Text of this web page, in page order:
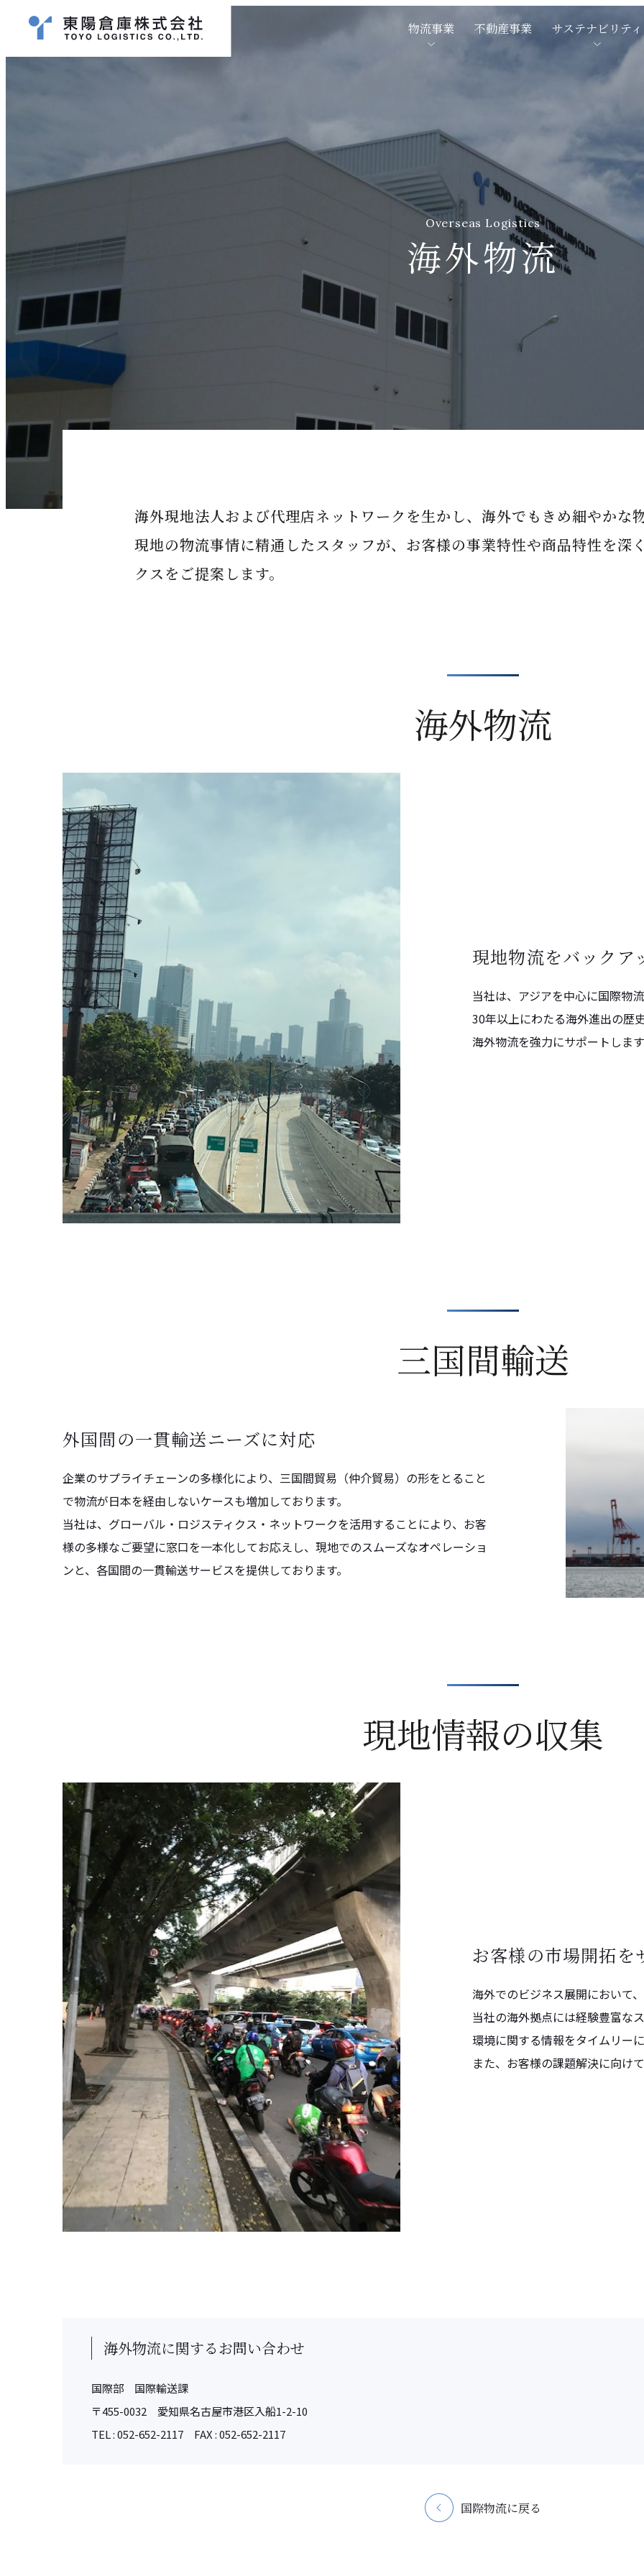
物流事業 不動産事業 サステナビリティ
Overseas Logistics
海外物流
海外現地法人および代理店ネットワークを生かし、海外でもきめ細やかな
現地の物流事情に精通したスタッフが、お客様の事業特性や商品特性を深
クスをご提案します。
海外物流
現地物流をバックア
当社は、アジアを中心に国際物
30年以上にわたる海外進出の歴
海外物流を強力にサポートしま
三国間輸送
外国間の一貫輸送ニーズに対応
企業のサプライチェーンの多様化により、三国間貿易（仲介貿易）の形をとること
で物流が日本を経由しないケースも増加しております。
当社は、グローバル・ロジスティクス・ネットワークを活用することにより、お客
様の多様なご要望に窓口を一本化してお応えし、現地でのスムーズなオペレーショ
ンと、各国間の一貫輸送サービスを提供しております。
現地情報の収集
お客様の市場開拓を
海外でのビジネス展開において
当社の海外拠点には経験豊富な
環境に関する情報をタイムリー
また、お客様の課題解決に向け
海外物流に関するお問い合わせ
国際部 国際輸送課
〒455-0032 愛知県名古屋市港区入船1-2-10
TEL : 052-652-2117 FAX : 052-652-2117
国際物流に戻る